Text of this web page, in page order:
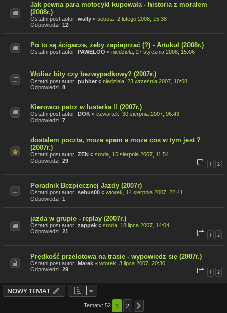
Jak pewna para motocykl kupowała - historia z morałem
(2008r.)
Ostatni post autor: wally « sobota, 2 lutego 2008, 15:38
Odpowiedzi: 12
Po to są ścigacze, żeby zapieprzać (?) - Artukuł (2008r.)
Ostatni post autor: PAWELOO « niedziela, 27 stycznia 2008, 15:06
Wolisz bity czy bezwypadkowy? (2007r.)
Ostatni post autor: pubber « niedziela, 23 września 2007, 10:08
Odpowiedzi: 8
Kierowco patrz w lusterka !! (2007r.)
Ostatni post autor: DOK « czwartek, 30 sierpnia 2007, 06:43
Odpowiedzi: 7
dostalem poczta, moze spam a moze cos w tym jest ?
(2007r.)
Ostatni post autor: ZEN « środa, 15 sierpnia 2007, 11:54
Odpowiedzi: 29 1 2
Poradnik Bezpiecznej Jazdy (2007r)
Ostatni post autor: sebus00 « wtorek, 14 sierpnia 2007, 22:41
Odpowiedzi: 1
jazda w grupie - replay (2007r.)
Ostatni post autor: zappek « środa, 18 lipca 2007, 14:04
Odpowiedzi: 21 1 2
Prędkość przelotowa na trasie - wypowiedz się (2007r.)
Ostatni post autor: Marek « wtorek, 3 lipca 2007, 20:30
Odpowiedzi: 29 1 2
NOWY TEMAT
Tematy: 52 1 2